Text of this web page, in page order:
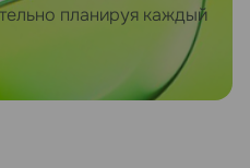
планируя каждый